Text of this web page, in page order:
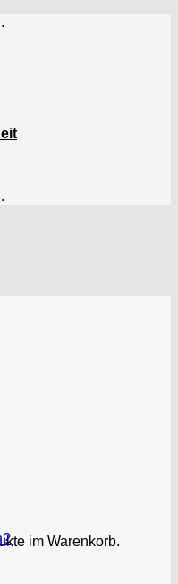
im Warenkorb.